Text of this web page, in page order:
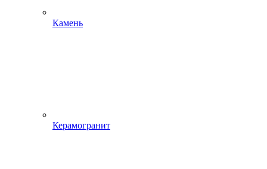
Камень
Керамогранит